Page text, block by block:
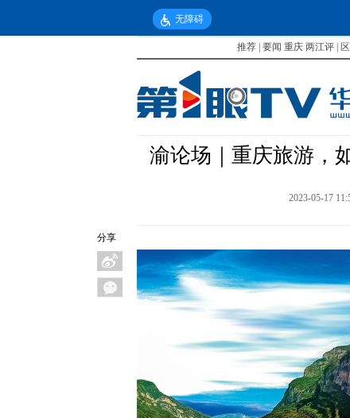
无障碍
推荐 要闻 重庆 两江评
分享
渝论场｜重庆旅游，
2023-05-17